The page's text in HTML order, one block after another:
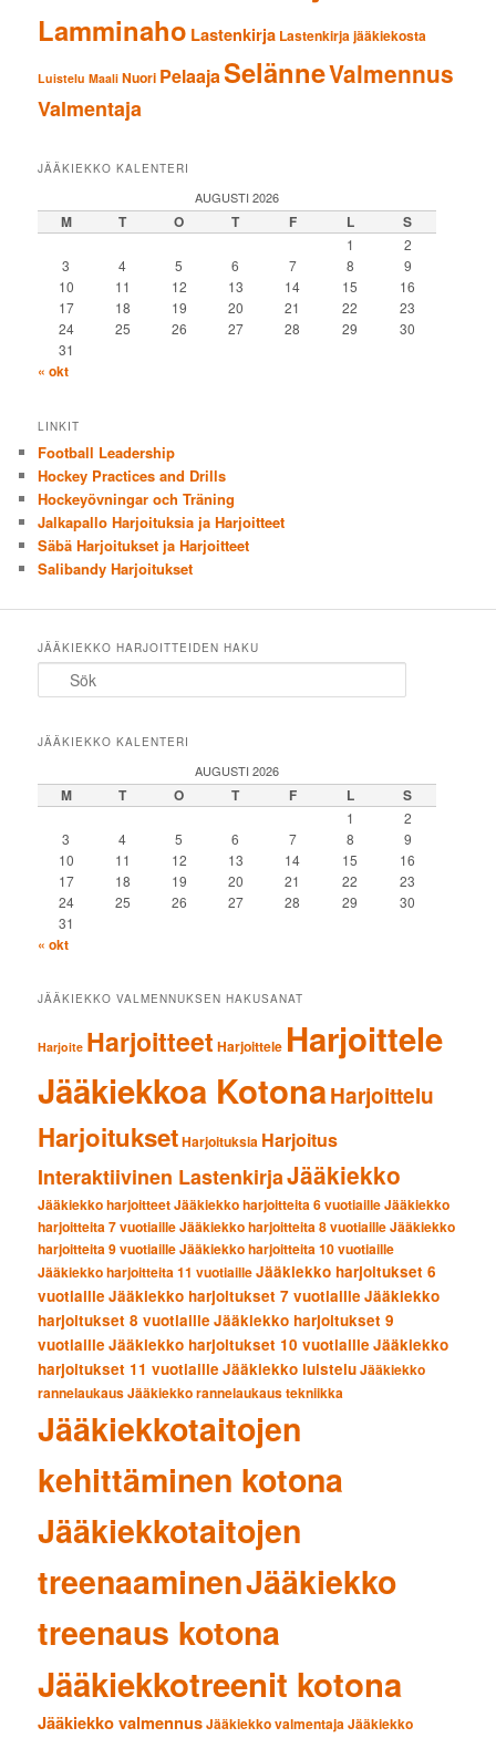
Lamminaho Lastenkirja Lastenkirja jääkiekosta
Luistelu Maali Nuori PelaajaSelänneValmennus
Valmentaja
JÄÄKIEKKO KALENTERI
AUGUSTI 2026
M T O T F L S
1
2
3
4 5 6 7 8
9
10
11 12 13 14 15
16
17
18 19 20 21 22
23
24
25 26 27 28 29
30
31
« okt
LINKIT
Football Leadership
Hockey Practices and Drills
Hockeyövningar och Träning
Jalkapallo Harjoituksia ja Harjoitteet
Säbä Harjoitukset ja Harjoitteet
Salibandy Harjoitukset
JÄÄKIEKKO HARJOITTEIDEN HAKU
JÄÄKIEKKO KALENTERI
AUGUSTI 2026
M T O T F L S
1
2
3
4 5 6 7 8
9
10
11 12 13 14 15
16
17
18 19 20 21 22
23
24
25 26 27 28 29
30
31
« okt
JÄÄKIEKKO VALMENNUKSEN HAKUSANAT
Harjoite Harjoitteet Harjoittele Harjoittele
Jääkiekkoa KotonaHarjoittelu
HarjoituksetHarjoituksia Harjoitus
Interaktiivinen LastenkirjaJääkiekko
Jääkiekko harjoitteetJääkiekko harjoitteita 6 vuotiailleJääkiekko
harjoitteita 7 vuotiailleJääkiekko harjoitteita 8 vuotiailleJääkiekko
harjoitteita 9 vuotiailleJääkiekko harjoitteita 10 vuotiaille
Jääkiekko harjoitteita 11 vuotiailleJääkiekko harjoitukset 6
vuotiaille Jääkiekko harjoitukset 7 vuotiaille Jääkiekko
harjoitukset 8 vuotiaille Jääkiekko harjoitukset 9
vuotiaille Jääkiekko harjoitukset 10 vuotiaille Jääkiekko
harjoitukset 11 vuotiaille Jääkiekko luisteluJääkiekko
rannelaukausJääkiekko rannelaukaus tekniikka
Jääkiekkotaitojen
kehittäminen kotona
Jääkiekkotaitojen
treenaaminenJääkiekko
treenaus kotona
Jääkiekkotreenit kotona
Jääkiekko valmennusJääkiekko valmentajaJääkiekko